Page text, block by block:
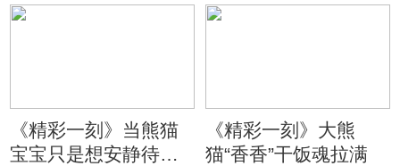
《精彩一刻》当熊猫
宝宝只是想安静待会
《精彩一刻》大熊
猫“香香”干饭魂拉满